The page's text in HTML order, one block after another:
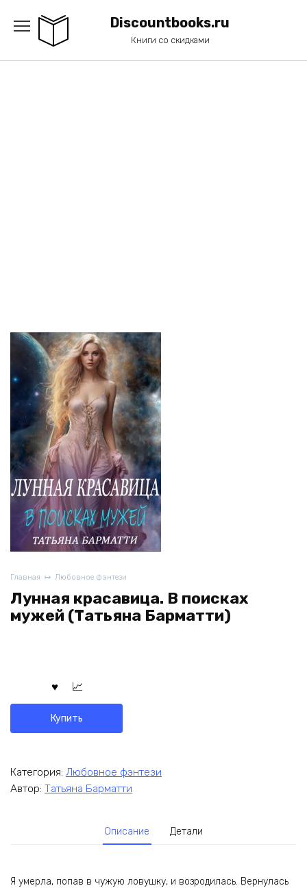
содержанию
Discountbooks.ru
Книги со скидками
Главная Любовное фэнтези
Лунная красавица. В поисках
мужей (Татьяна Барматти)
Купить
Категория: Любовное фэнтези
Автор: Татьяна Барматти
Описание Детали
Я умерла, попав в чужую ловушку, и возродилась. Вернулась